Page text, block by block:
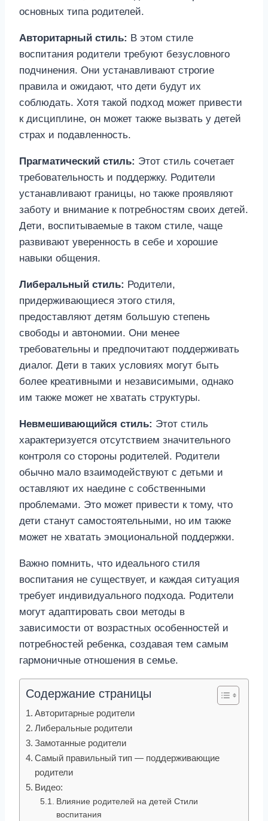
основных типа родителей.
Авторитарный стиль: В этом стиле
воспитания родители требуют безусловного
подчинения. Они устанавливают строгие
правила и ожидают, что дети будут их
соблюдать. Хотя такой подход может привести
к дисциплине, он может также вызвать у детей
страх и подавленность.
Прагматический стиль: Этот стиль сочетает
требовательность и поддержку. Родители
устанавливают границы, но также проявляют
заботу и внимание к потребностям своих детей.
Дети, воспитываемые в таком стиле, чаще
развивают уверенность в себе и хорошие
навыки общения.
Либеральный стиль: Родители,
придерживающиеся этого стиля,
предоставляют детям большую степень
свободы и автономии. Они менее
требовательны и предпочитают поддерживать
диалог. Дети в таких условиях могут быть
более креативными и независимыми, однако
им также может не хватать структуры.
Невмешивающийся стиль: Этот стиль
характеризуется отсутствием значительного
контроля со стороны родителей. Родители
обычно мало взаимодействуют с детьми и
оставляют их наедине с собственными
проблемами. Это может привести к тому, что
дети станут самостоятельными, но им также
может не хватать эмоциональной поддержки.
Важно помнить, что идеального стиля
воспитания не существует, и каждая ситуация
требует индивидуального подхода. Родители
могут адаптировать свои методы в
зависимости от возрастных особенностей и
потребностей ребенка, создавая тем самым
гармоничные отношения в семье.
Содержание страницы
Авторитарные родители
Либеральные родители
Замотанные родители
Самый правильный тип — поддерживающие
родители
Видео:
Влияние родителей на детей Стили
воспитания